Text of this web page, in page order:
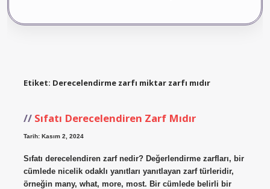
Etiket: Derecelendirme zarfı miktar zarfı mıdır
Sıfatı Derecelendiren Zarf Mıdır
Tarih: Kasım 2, 2024
Sıfatı derecelendiren zarf nedir? Değerlendirme zarfları, bir
cümlede nicelik odaklı yanıtları yanıtlayan zarf türleridir,
örneğin many, what, more, most. Bir cümlede belirli bir